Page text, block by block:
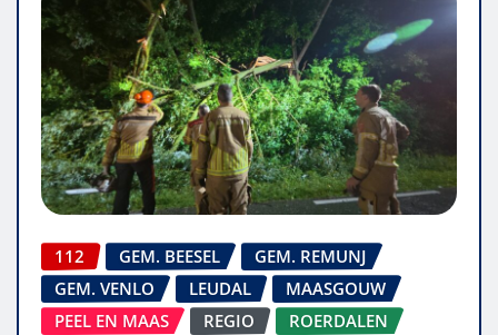
112 GEM. BEESEL
GEM. REMUNJ
GEM. VENLO
LEUDAL
MAASGOUW
PEEL EN MAAS
REGIO ROERDALEN